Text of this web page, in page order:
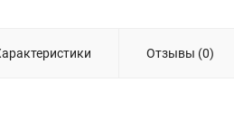
Отзывы (0)